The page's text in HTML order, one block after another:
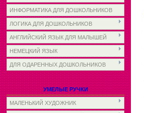
ИНФОРМАТИКА ДЛЯ ДОШКОЛЬНИКОВ
ЛОГИКА ДЛЯ ДОШКОЛЬНИКОВ
АНГЛИЙСКИЙ ЯЗЫК ДЛЯ МАЛЫШЕЙ
НЕМЕЦКИЙ ЯЗЫК
ДЛЯ ОДАРЕННЫХ ДОШКОЛЬНИКОВ
УМЕЛЫЕ РУЧКИ
МАЛЕНЬКИЙ ХУДОЖНИК